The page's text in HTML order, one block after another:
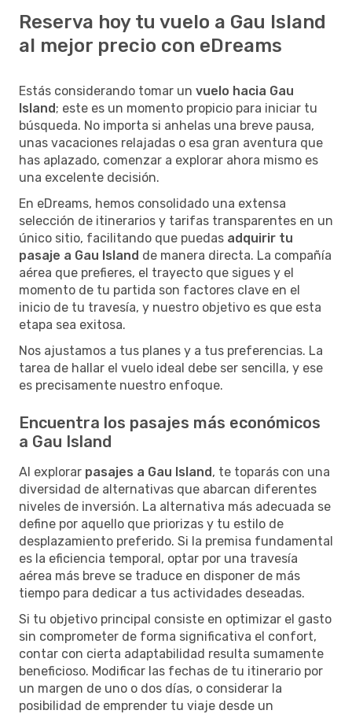
Reserva hoy tu vuelo a Gau Island
al mejor precio con eDreams
Estás considerando tomar un vuelo hacia Gau
Island; este es un momento propicio para iniciar tu
búsqueda. No importa si anhelas una breve pausa,
unas vacaciones relajadas o esa gran aventura que
has aplazado, comenzar a explorar ahora mismo es
una excelente decisión.
En eDreams, hemos consolidado una extensa
selección de itinerarios y tarifas transparentes en un
único sitio, facilitando que puedas adquirir tu
pasaje a Gau Island de manera directa. La compañía
aérea que prefieres, el trayecto que sigues y el
momento de tu partida son factores clave en el
inicio de tu travesía, y nuestro objetivo es que esta
etapa sea exitosa.
Nos ajustamos a tus planes y a tus preferencias. La
tarea de hallar el vuelo ideal debe ser sencilla, y ese
es precisamente nuestro enfoque.
Encuentra los pasajes más económicos
a Gau Island
Al explorar pasajes a Gau Island, te toparás con una
diversidad de alternativas que abarcan diferentes
niveles de inversión. La alternativa más adecuada se
define por aquello que priorizas y tu estilo de
desplazamiento preferido. Si la premisa fundamental
es la eficiencia temporal, optar por una travesía
aérea más breve se traduce en disponer de más
tiempo para dedicar a tus actividades deseadas.
Si tu objetivo principal consiste en optimizar el gasto
sin comprometer de forma significativa el confort,
contar con cierta adaptabilidad resulta sumamente
beneficioso. Modificar las fechas de tu itinerario por
un margen de uno o dos días, o considerar la
posibilidad de emprender tu viaje desde un